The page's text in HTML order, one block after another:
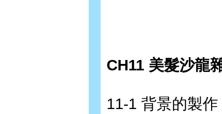
CH11 美髮沙龍
11-1 背景的製作